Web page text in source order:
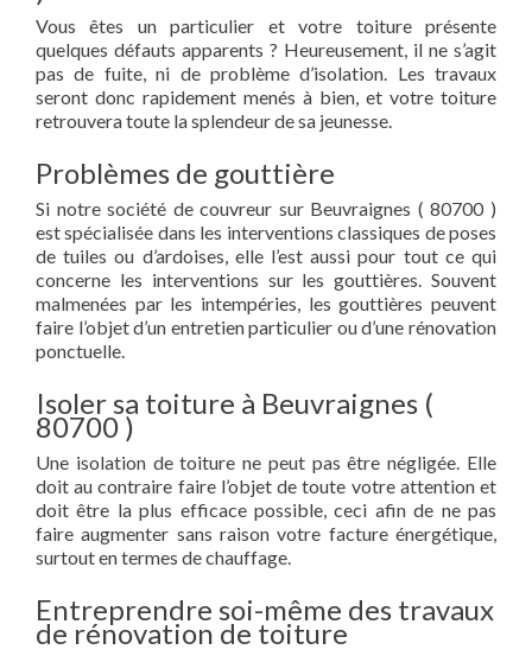
Vous êtes un particulier et votre toiture présente
quelques défauts apparents ? Heureusement, il ne s’agit
pas de fuite, ni de problème d’isolation. Les travaux
seront donc rapidement menés à bien, et votre toiture
retrouvera toute la splendeur de sa jeunesse.
Problèmes de gouttière
Si notre société de couvreur sur Beuvraignes ( 80700 )
est spécialisée dans les interventions classiques de poses
de tuiles ou d’ardoises, elle l’est aussi pour tout ce qui
concerne les interventions sur les gouttières. Souvent
malmenées par les intempéries, les gouttières peuvent
faire l’objet d’un entretien particulier ou d’une rénovation
ponctuelle.
Isoler sa toiture à Beuvraignes (
80700 )
Une isolation de toiture ne peut pas être négligée. Elle
doit au contraire faire l’objet de toute votre attention et
doit être la plus efficace possible, ceci afin de ne pas
faire augmenter sans raison votre facture énergétique,
surtout en termes de chauffage.
Entreprendre soi-même des travaux
de rénovation de toiture